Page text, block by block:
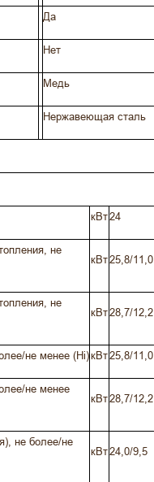
Да
Нет
Медь
Нержавеющая сталь
кВт24
не
кВт25,8/11,0
не
кВт28,7/12,2
не менее (Hi)кВт25,8/11,0
не менее
кВт28,7/12,2
не более/не
кВт24,0/9,5